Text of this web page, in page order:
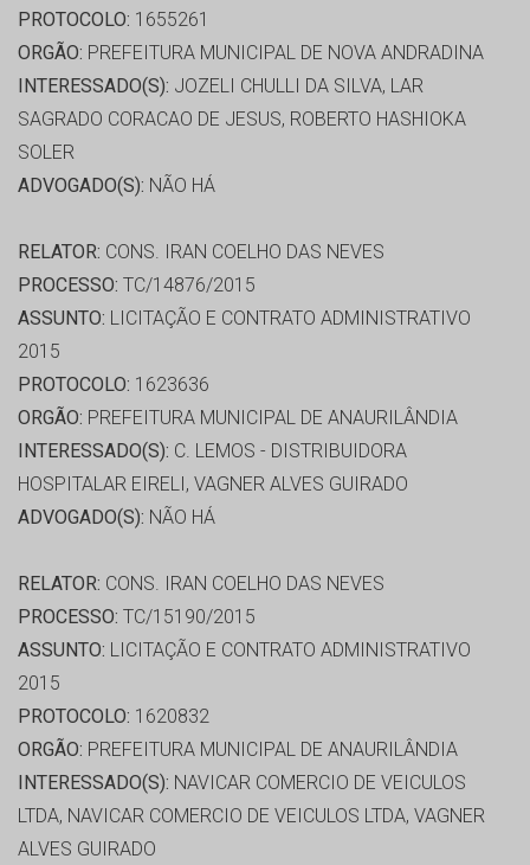
PROTOCOLO: 1655261
ORGÃO: PREFEITURA MUNICIPAL DE NOVA ANDRADINA
INTERESSADO(S): JOZELI CHULLI DA SILVA, LAR
SAGRADO CORACAO DE JESUS, ROBERTO HASHIOKA
SOLER
ADVOGADO(S): NÃO HÁ
RELATOR: CONS. IRAN COELHO DAS NEVES
PROCESSO: TC/14876/2015
ASSUNTO: LICITAÇÃO E CONTRATO ADMINISTRATIVO
2015
PROTOCOLO: 1623636
ORGÃO: PREFEITURA MUNICIPAL DE ANAURILÂNDIA
INTERESSADO(S): C. LEMOS - DISTRIBUIDORA
HOSPITALAR EIRELI, VAGNER ALVES GUIRADO
ADVOGADO(S): NÃO HÁ
RELATOR: CONS. IRAN COELHO DAS NEVES
PROCESSO: TC/15190/2015
ASSUNTO: LICITAÇÃO E CONTRATO ADMINISTRATIVO
2015
PROTOCOLO: 1620832
ORGÃO: PREFEITURA MUNICIPAL DE ANAURILÂNDIA
INTERESSADO(S): NAVICAR COMERCIO DE VEICULOS
LTDA, NAVICAR COMERCIO DE VEICULOS LTDA, VAGNER
ALVES GUIRADO